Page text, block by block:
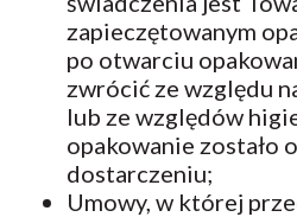
zapieczętowanym
po otwarciu
zwrócić ze względu
lub ze względów
opakowanie zostało
dostarczeniu;
Umowy, w której